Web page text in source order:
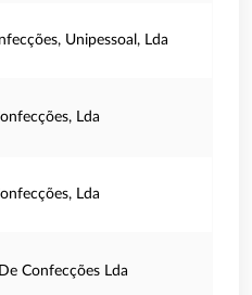
Unipessoal, Lda
Lda
Lda
Confecções Lda